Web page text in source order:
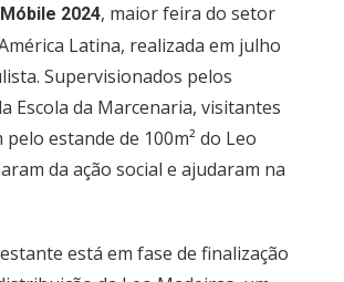
2024, maior feira do setor
Latina, realizada em julho
Supervisionados pelos
Escola da Marcenaria, visitantes
estande de 100m² do Leo
da ação social e ajudaram na
está em fase de finalização